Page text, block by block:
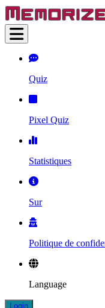
Quiz
Pixel Quiz
Statistiques
Sur
Politique de
Language
Login